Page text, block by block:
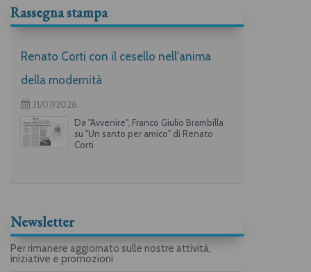
Rassegna stampa
Renato Corti con il cesello nell'anima
della modernità
31/07/2026
Da "Avvenire", Franco Giulio Brambilla
su "Un santo per amico" di Renato
Corti
Newsletter
Per rimanere aggiornato sulle nostre attività,
iniziative e promozioni